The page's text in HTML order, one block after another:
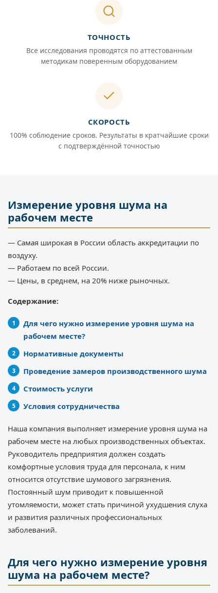
ТОЧНОСТЬ
Все исследования проводятся по аттестованным
методикам поверенным оборудованием
СКОРОСТЬ
100% соблюдение сроков. Результаты в кратчайшие сроки
с подтверждённой точностью
Измерение уровня шума на
рабочем месте
— Самая широкая в России область аккредитации по
воздуху.
— Работаем по всей России.
— Цены, в среднем, на 20% ниже рыночных.
Содержание:
Для чего нужно измерение уровня шума на
рабочем месте?
Нормативные документы
Проведение замеров производственного шума
Стоимость услуги
Условия сотрудничества
Наша компания выполняет измерение уровня шума на
рабочем месте на любых производственных объектах.
Руководитель предприятия должен создать
комфортные условия труда для персонала, к ним
относится отсутствие шумового загрязнения.
Постоянный шум приводит к повышенной
утомляемости, может стать причиной ухудшения слуха
и развития различных профессиональных
заболеваний.
Для чего нужно измерение уровня
шума на рабочем месте?